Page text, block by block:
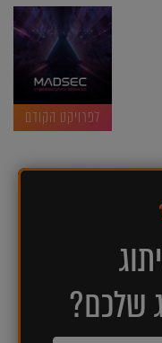
לפרויקט הקודם
שלכם?